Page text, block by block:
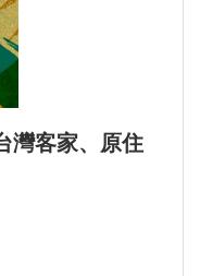
灣客家、原住